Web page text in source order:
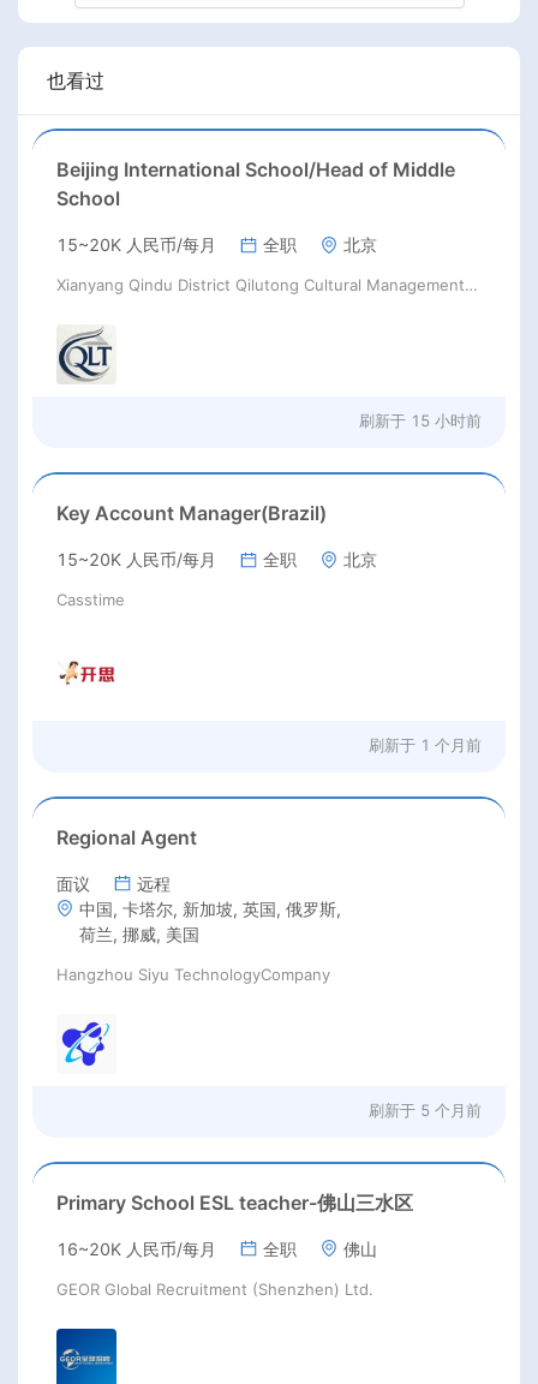
也看过
Beijing International School/Head of Middle
School
15~20K 人民币/每月 全职 北京
Xianyang Qindu District Qilutong Cultural Management Consulting Studio
刷新于 15 小时前
Key Account Manager(Brazil)
15~20K 人民币/每月 全职 北京
Casstime
刷新于 1 个月前
Regional Agent
面议
远程
中国, 卡塔尔, 新加坡, 英国, 俄罗斯,
荷兰, 挪威, 美国
Hangzhou Siyu TechnologyCompany
刷新于 5 个月前
Primary School ESL teacher-佛山三水区
16~20K 人民币/每月 全职 佛山
GEOR Global Recruitment (Shenzhen) Ltd.